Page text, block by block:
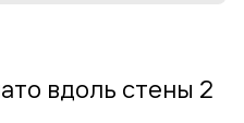
дверей координируется
вдоль стены 2